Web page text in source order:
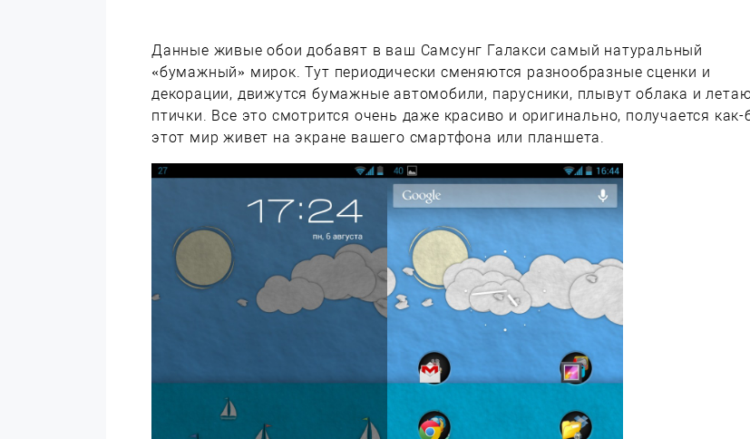
Данные живые обои добавят в ваш Самсунг Галакси самый натуральный
«бумажный» мирок. Тут периодически сменяются разнообразные сценки и
декорации, движутся бумажные автомобили, парусники, плывут облака и
птички. Все это смотрится очень даже красиво и оригинально, получается как-
этот мир живет на экране вашего смартфона или планшета.